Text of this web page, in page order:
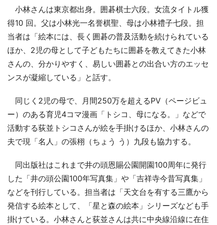
小林さんは東京都出身。囲碁棋士六段。女流タイトル獲
得10 回。父は小林光一名誉棋聖、母は小林禮子七段。担
当者は「絵本には、長く囲碁の普及活動を続けられている
ほか、2児の母として子どもたちに囲碁を教えてきた小林
さんの、分かりやすく、易しい囲碁との出合い方のエッセ
ンスが凝縮している」と話す。
同じく2児の母で、月間250万を超えるPV（ページビュ
ー）のある育児4コマ漫画「トシコ、母になる。」などで
活動する荻並トシコさんが絵を手掛けるほか、小林さんの
夫で現「名人」の張栩（ちょう う）九段も協力する。
同出版社はこれまで井の頭恩賜公園開園100周年に発行
した「井の頭公園100年写真集」や「吉祥寺今昔写真集」
などを刊行している。担当者は「天文台を有する三鷹から
発信する絵本として、「星と森の絵本」シリーズなども手
掛けている。小林さんと荻並さんは共に中央線沿線に在住